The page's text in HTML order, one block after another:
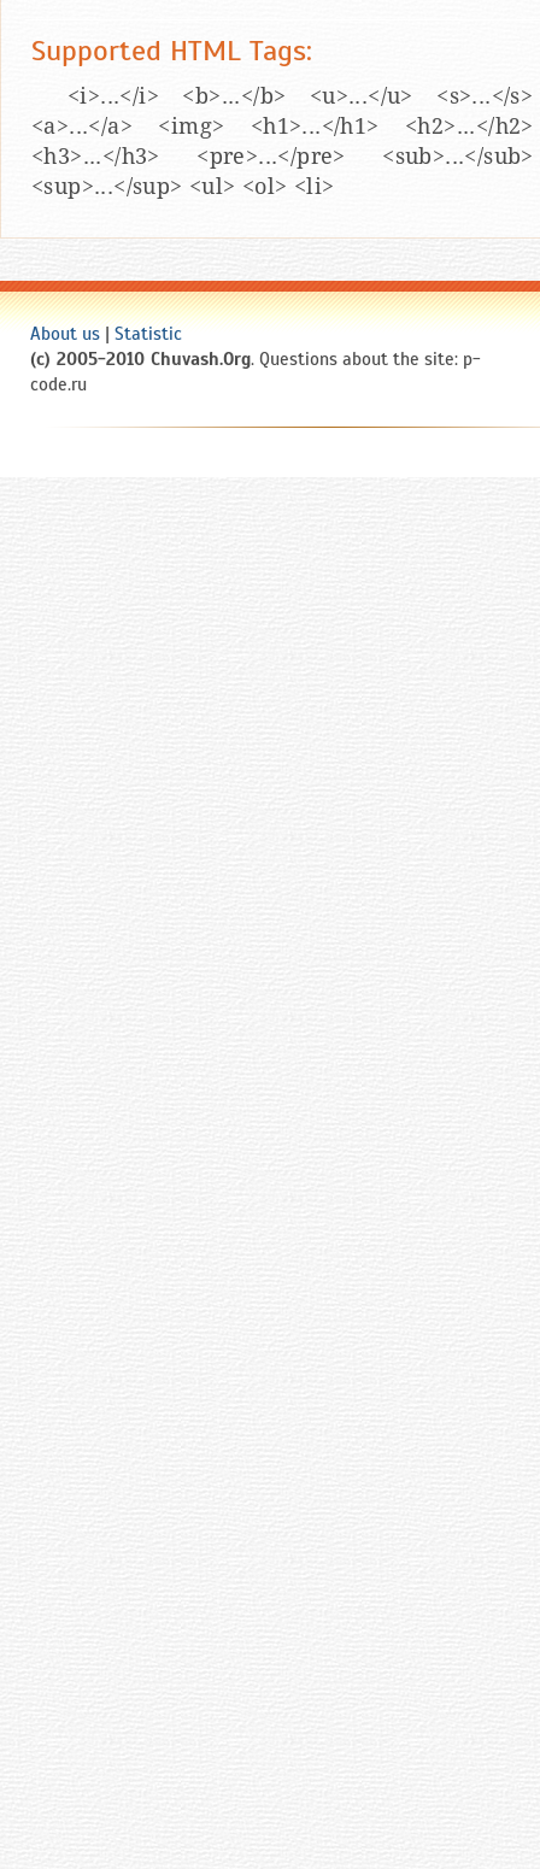
Supported HTML Tags:
<i>...</i> <b>...</b> <u>...</u> <s>...</s>
<a>...</a> <img> <h1>...</h1> <h2>...</h2>
<h3>...</h3> <pre>...</pre> <sub>...</sub>
<sup>...</sup> <ul> <ol> <li>
About us | Statistic
(c) 2005-2010 Chuvash.Org. Questions about the site: p-
code.ru